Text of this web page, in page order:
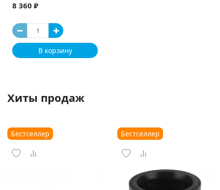
8 360 ₽
В корзину
Хиты продаж
Бестселлер Бестселлер